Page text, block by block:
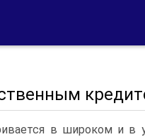
в широком и